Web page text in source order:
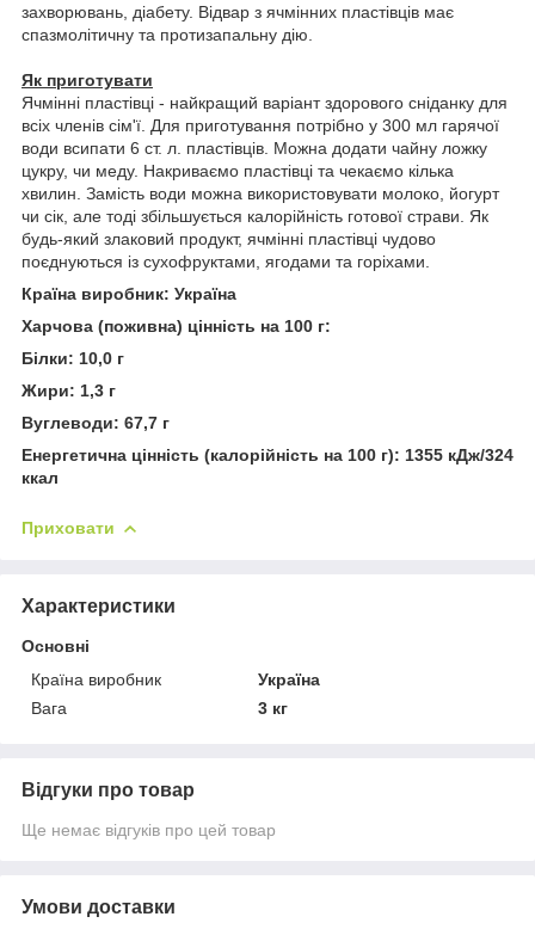
захворювань, діабету. Відвар з ячмінних пластівців має
спазмолітичну та протизапальну дію.
Як приготувати
Ячмінні пластівці - найкращий варіант здорового сніданку для
всіх членів сім'ї. Для приготування потрібно у 300 мл гарячої
води всипати 6 ст. л. пластівців. Можна додати чайну ложку
цукру, чи меду. Накриваємо пластівці та чекаємо кілька
хвилин. Замість води можна використовувати молоко, йогурт
чи сік, але тоді збільшується калорійність готової страви. Як
будь-який злаковий продукт, ячмінні пластівці чудово
поєднуються із сухофруктами, ягодами та горіхами.
Країна виробник: Україна
Харчова (поживна) цінність на 100 г:
Білки: 10,0 г
Жири: 1,3 г
Вуглеводи: 67,7 г
Енергетична цінність (калорійність на 100 г): 1355 кДж/324
ккал
Приховати
Характеристики
Основні
Країна виробник
Україна
Вага
3 кг
Відгуки про товар
Ще немає відгуків про цей товар
Умови доставки